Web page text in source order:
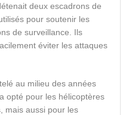
deux escadrons de
pour soutenir les
de surveillance. Ils
éviter les attaques
au milieu des années
opté pour les hélicoptères
mais aussi pour les